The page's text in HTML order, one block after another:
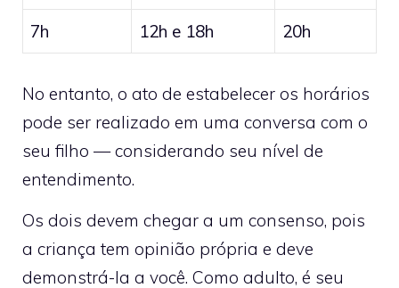
7h 12h e 18h 20h
No entanto, o ato de estabelecer os horários
pode ser realizado em uma conversa com o
seu filho — considerando seu nível de
entendimento.
Os dois devem chegar a um consenso, pois
a criança tem opinião própria e deve
demonstrá-la a você. Como adulto, é seu